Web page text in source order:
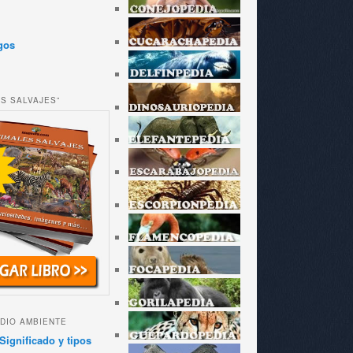
SALVAJES”
AMBIENTE
y tipos